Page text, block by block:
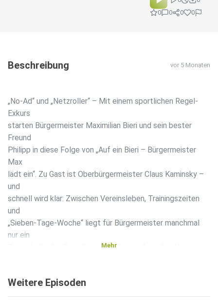
0
0 0 0
Beschreibung vor 5 Monaten
„No-Ad“ und „Netzroller“ – Mit einem sportlichen Regel-
Exkurs
starten Bürgermeister Maximilian Bieri und sein bester
Freund
Philipp in diese Folge von „Auf ein Bieri – Bürgermeister
Max
lädt ein“. Zu Gast ist Oberbürgermeister Claus Kaminsky –
und
schnell wird klar: Zwischen Vereinsleben, Trainingszeiten
und
„Sieben-Tage-Woche“ liegt für Bürgermeister manchmal
nur ein
Terminkalender. Es geht um Hobbys im Amt, den Hanau-
Mehr
Weitere Episoden